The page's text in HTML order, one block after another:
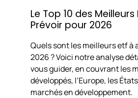
Le Top 10 des Meilleurs
Prévoir pour 2026
Quels sont les meilleurs etf à
2026 ? Voici notre analyse
vous guider, en couvrant les
développés, l’Europe, les
marchés en développement.